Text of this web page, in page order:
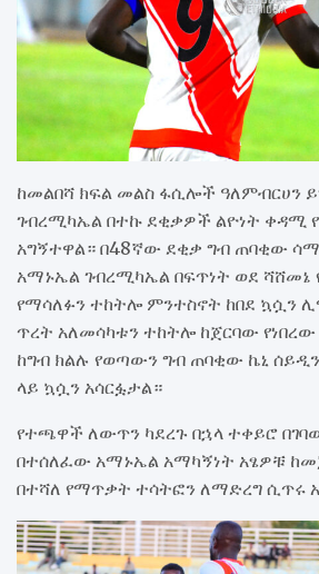
ከመልበሻ ክፍል መልስ ፋሲሎች ዓለምብርሀን
ገብረሚካኤል በተኩ ደቂቃዎች ልዮነት ቀዳሚ
አግኝተዋል። በ48ኛው ደቂቃ ግብ ጠባቂው
አማኑኤል ገብረሚካኤል በፍጥነት ወደ ሻሸመኔ
የማሳለፉን ተከትሎ ምንተስኖት ከበደ ኳሷን
ጥረት አለመሳካቱን ተከትሎ ከጀርባው የነበረው
ከግብ ክልሉ የወጣውን ግብ ጠባቂው ኬኒ
ላይ ኳሷን አሳርፏታል።
የተጫዋች ለውጥን ካደረጉ በኋላ ተቀይሮ
በተሰለፈው አማኑኤል አማካኝነት አፄዎቹ
በተሻለ የማጥቃት ተሳትፎን ለማድረግ ሲጥሩ